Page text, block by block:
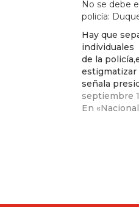
No se debe
policía:
Hay que
individuales
de la
señala
luego del
Ordoñez a
septiembre
En